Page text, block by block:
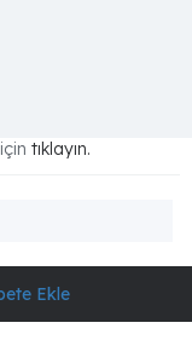
tıklayın.